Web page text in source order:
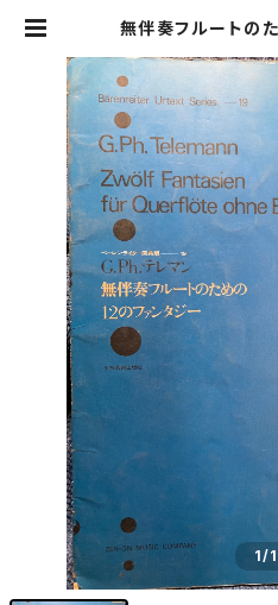
無伴奏フルートの
者：G.Ph.テレマン
出版社 | Birds'
1/1